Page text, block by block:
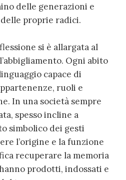
delle generazioni e
proprie radici.
si è allargata al
Ogni abito
capace di
ruoli e
In una società sempre
spesso incline a
simbolico dei gesti
l’origine e la funzione
recuperare la memoria
prodotti, indossati e